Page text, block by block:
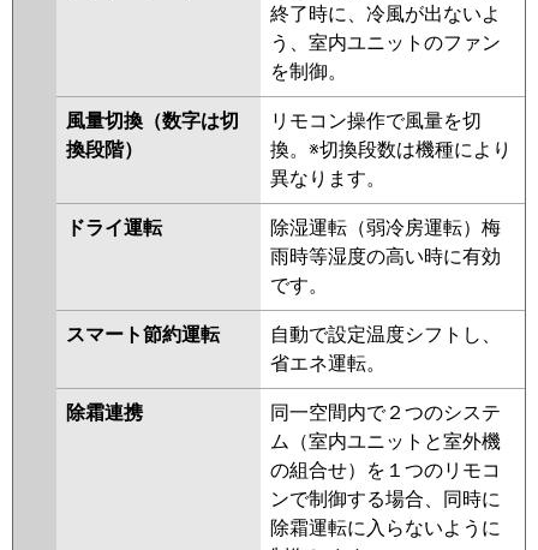
ERMP56SLEY PLZ-ERMP56SLY
PLZ-ERMP56SLEV PLZ-
ERMP56SLV PLZ-ERMP56SLER
PLZ-ERMP56SLR
日立 RCID-GP56RSHJ9 RCID-
GP56RSHJ8 RCID-GP56RSHJ7
RCID-GP56RSHJ6 RCID-
GP56RSHJ5 RCID-GP56RSHJ4
RCID-GP56RSHJ3 RCID-
GP56RSHJ2
三菱重工
FDTWV565HKA5SA-rak
FDTWV565HKA5SA
FDTWV565HK5SA-rak
FDTWV565HK5SA
FDTWV565HK5S-rak
FDTWV565HK5S
FDTWV565HK5S-rakuri-na
終了時に、冷風が出ないよ
う、室内ユニットのファン
を制御。
風量切換（数字は切
換段階）
リモコン操作で風量を切
換。※切換段数は機種により
異なります。
ドライ運転
除湿運転（弱冷房運転）梅
雨時等湿度の高い時に有効
です。
スマート節約運転
自動で設定温度シフトし、
省エネ運転。
除霜連携
同一空間内で２つのシステ
ム（室内ユニットと室外機
の組合せ）を１つのリモコ
ンで制御する場合、同時に
除霜運転に入らないように